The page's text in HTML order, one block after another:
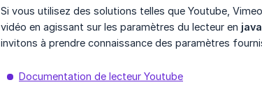
Si vous utilisez des solutions telles que Youtube,
vidéo en agissant sur les paramètres du lecteur en
invitons à prendre connaissance des paramètres
Documentation de lecteur Youtube